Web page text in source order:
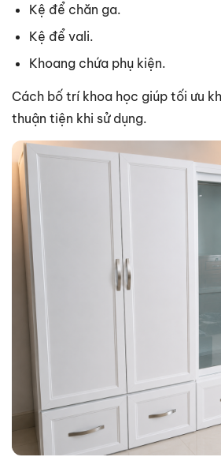
Kệ để chăn ga.
Kệ để vali.
Khoang chứa phụ kiện.
Cách bố trí khoa học giúp tối ưu
thuận tiện khi sử dụng.